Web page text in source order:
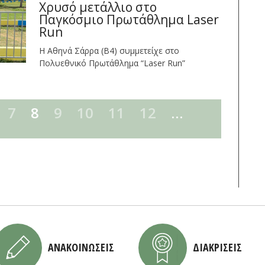
Χρυσό μετάλλιο στο
Παγκόσμιο Πρωτάθλημα Laser
Run
Η Αθηνά Σάρρα (Β4) συμμετείχε στο
Πολυεθνικό Πρωτάθλημα “Laser Run”
7 8 9 10 11 12 …
ΑΝΑΚΟΙΝΩΣΕΙΣ ΔΙΑΚΡΙΣΕΙΣ